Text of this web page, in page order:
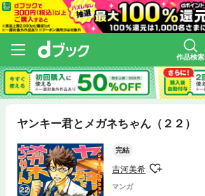
作品検索
ヤンキー君とメガネちゃん（２２）
完結
吉河美希
マンガ